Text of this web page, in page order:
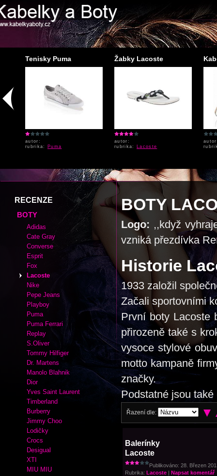
Tenisky Puma
autor:
rubrika: Puma
Žabky Lacoste
autor:
rubrika: Lacoste
BOTY
Logo: ,,když
vzniká přezdívka
Historie
1933 založil
Začali sportovními
První boty Lacoste
přirozeně také s
vysoce stylové
motto kampaně
značky.
Podstatné jsou
Řazení dle:
Balerínky
Lacoste
Publikováno: 28. Březen
Rubrika: Lacoste | Napsat komentář
RECENZE
BOTY
Adidas
Cate Gray
Converse
Esprit
Fox
Lacoste
Nike
Pepe Jeans
Playboy
Puma
Puma Ferrari
Replay
S.Oliver
Tommy Hilfiger
Dr. Martens
Manolo Blahnik
Dior
Yves Saint Laurent
Timberland
Burberry
Jimmy Choo
Lodičky
Crocs
Desigual
XTI
MIU MIU